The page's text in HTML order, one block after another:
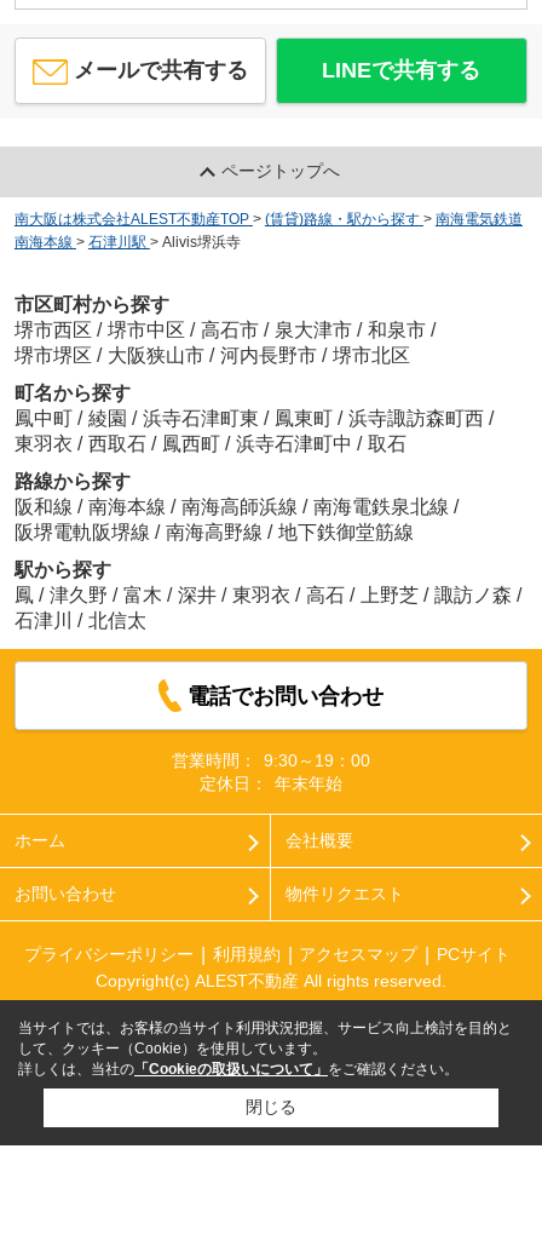
メールで共有する LINEで共有する
ページトップへ
南大阪は株式会社ALEST不動産TOP > (賃貸)路線・駅から探す > 南海電気鉄道
南海本線 > 石津川駅 > Alivis堺浜寺
市区町村から探す
堺市西区 / 堺市中区 / 高石市 / 泉大津市 / 和泉市 /
堺市堺区 / 大阪狭山市 / 河内長野市 / 堺市北区
町名から探す
鳳中町 / 綾園 / 浜寺石津町東 / 鳳東町 / 浜寺諏訪森町西 /
東羽衣 / 西取石 / 鳳西町 / 浜寺石津町中 / 取石
路線から探す
阪和線 / 南海本線 / 南海高師浜線 / 南海電鉄泉北線 /
阪堺電軌阪堺線 / 南海高野線 / 地下鉄御堂筋線
駅から探す
鳳 / 津久野 / 富木 / 深井 / 東羽衣 / 高石 / 上野芝 / 諏訪ノ森 /
石津川
/ 北信太
電話でお問い合わせ
営業時間：
9:30～19：00
定休日：
年末年始
ホーム 会社概要
お問い合わせ 物件リクエスト
プライバシーポリシー 利用規約 アクセスマップ
PCサイト
Copyright(c) ALEST不動産 All rights reserved.
当サイトでは、お客様の当サイト利用状況把握、サービス向上検討を目的と
して、クッキー（Cookie）を使用しています。
詳しくは、当社の 「Cookieの取扱いについて」 をご確認ください。
閉じる